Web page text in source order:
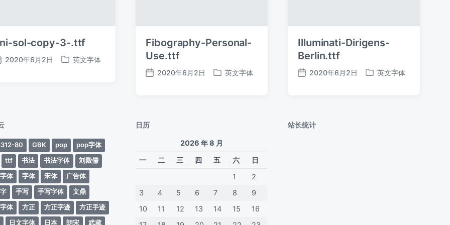
sol-copy-3-.ttf
2020年6月2日
发
英文字体
Fibography-Personal-
Use.ttf
发
2020年6月2日
发
英文字体
Illuminati-Dirigens-
Berlin.ttf
发
2020年6月2日
发
英文字体
80 GBK pop
pop字体
ttf
书法 书法字体
刘殿儒
体
字体 宋体
广告体
手写 手写字体
文鼎
体
方正 方正字迹
方正手迹
日文字体 日本 朗宋 武蔵
日历
2026 年 8 月
一
二 三 四 五 六
日
1
2
3
4 5 6 7 8
9
10
11 12 13 14 15
16
站长统计